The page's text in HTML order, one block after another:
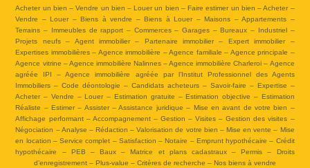
Acheter un bien – Vendre un bien – Louer un bien – Faire estimer un bien – Acheter –
Vendre – Louer – Biens à vendre – Biens à Louer – Maisons – Appartements –
Terrains – Immeubles de rapport – Commerces – Garages – Bureaux – Industriel –
Projets neufs – Agent immobilier – Partenaire immobilier – Expert immobilier –
Expertises immobilières – Agence immobilière – Agence familiale – Agence principale –
Agence vitrine – Agence immobilière Nalinnes – Agence immobilière Charleroi – Agence
agréée IPI – Agence immobilière agréée par l’Institut Professionnel des Agents
Immobiliers – Code déontologie – Candidats acheteurs – Savoir-faire – Expertise –
Acheter – Vendre – Louer – Estimation gratuite – Estimation objective – Estimation
Réaliste – Estimer – Assister – Assistance juridique – Mise en avant de votre bien –
Affichage performant – Accompagnement – Gestion – Visites – Gestion des visites –
Négociation – Analyse – Rédaction – Valorisation de votre bien – Mise en vente – Mise
en location – Service complet – Satisfaction – Notaire – Emprunt hypothécaire – Crédit
hypothécaire – PEB – Baux – Matrice et plans cadastraux – Permis – Droits
d’enregistrement – Plus-value – Critères de recherche – Nos biens à vendre